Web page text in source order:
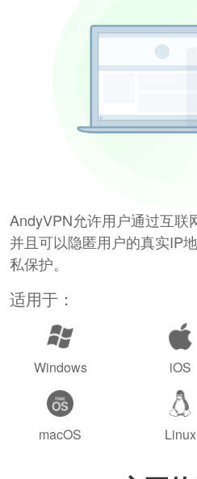
AndyVPN允许用户通过互联
并且可以隐匿用户的真实IP
私保护。
适用于：
Windows iOS
macOS Linux